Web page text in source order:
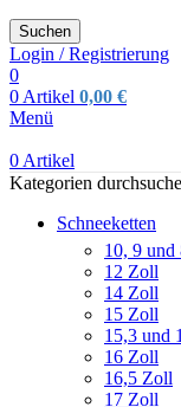
Suchen
Login / Registrierung
0
0 Artikel 0,00 €
Menü
0 Artikel
Kategorien
Schneeketten
10, 9 und
12 Zoll
14 Zoll
15 Zoll
15,3 und
16 Zoll
16,5 Zoll
17 Zoll